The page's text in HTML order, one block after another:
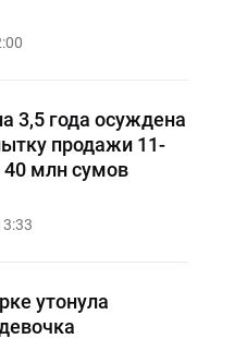
3,5 года осуждена
продажи 11-
40 млн сумов
утонула